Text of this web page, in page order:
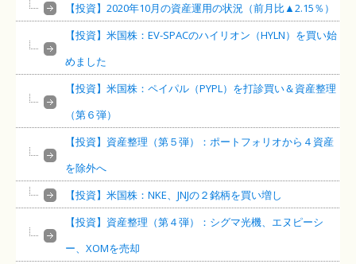
【投資】2020年10月の資産運用の状況（前月比▲2.15％）
【投資】米国株：EV-SPACのハイリオン（HYLN）を買い始
めました
【投資】米国株：ペイパル（PYPL）を打診買い＆資産整理
（第６弾）
【投資】資産整理（第５弾）：ポートフォリオから４資産
を除外へ
【投資】米国株：NKE、JNJの２銘柄を買い増し
【投資】資産整理（第４弾）：シグマ光機、エヌピーシ
ー、XOMを売却